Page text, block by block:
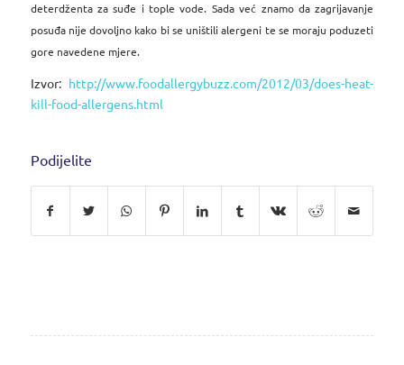
deterdženta za suđe i tople vode. Sada već znamo da zagrijavanje
posuđa nije dovoljno kako bi se uništili alergeni te se moraju poduzeti
gore navedene mjere.
Izvor: http://www.foodallergybuzz.com/2012/03/does-heat-
kill-food-allergens.html
Podijelite